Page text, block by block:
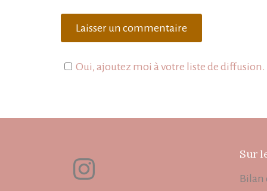
Oui, ajoutez moi à votre liste de diffusion.
Instagram Sur
Bilan